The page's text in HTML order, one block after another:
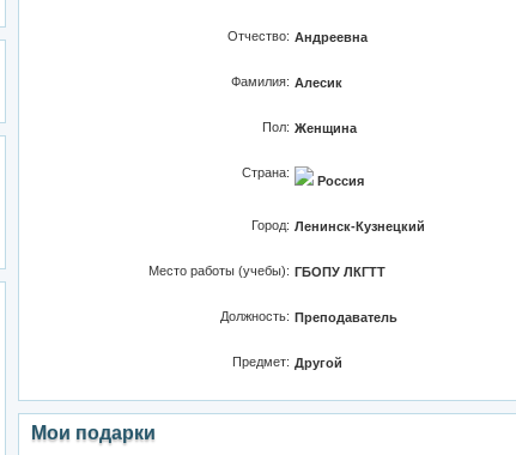
Отчество: Андреевна
Фамилия: Алесик
Пол: Женщина
Страна:
Россия
Город: Ленинск-Кузнецкий
Место работы (учебы): ГБОПУ ЛКГТТ
Должность: Преподаватель
Предмет: Другой
Мои подарки